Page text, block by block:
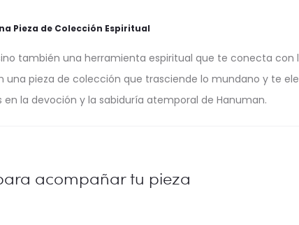
Pieza de Colección Espiritual
también una herramienta espiritual que te conecta con
pieza de colección que trasciende lo mundano y te
la devoción y la sabiduría atemporal de Hanuman.